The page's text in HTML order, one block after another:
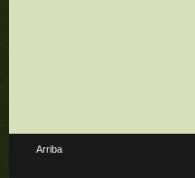
Arriba